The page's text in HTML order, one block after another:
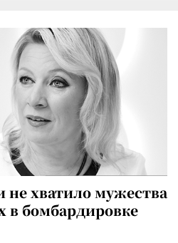
не хватило мужества
в бомбардировке